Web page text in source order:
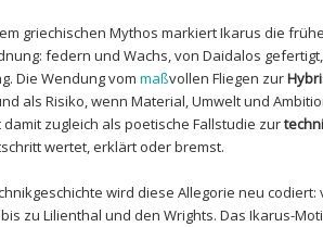
griechischen Mythos⁢ markiert Ikarus die
federn und Wachs, von Daidalos
Die Wendung vom maßvollen Fliegen zur
als ⁣Risiko, wenn⁤ Material,‌ Umwelt und
zugleich als poetische Fallstudie⁢ zur
wertet, erklärt oder bremst.
wird⁤ diese Allegorie neu
zu Lilienthal ⁤und den Wrights. Das Ikarus-